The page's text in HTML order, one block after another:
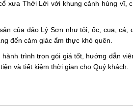
xưa Thới Lới với khung cảnh hùng vĩ,
của đảo Lý Sơn như tỏi, ốc, cua, cá,
đến cảm giác ẩm thực khó quên.
trình trọn gói giá tốt, hướng dẫn
và tiết kiệm thời gian cho Quý khách.